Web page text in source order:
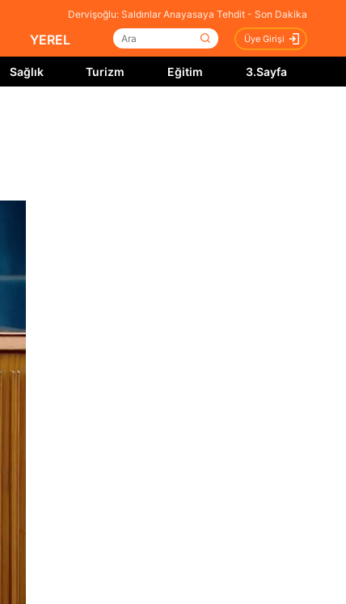
Dervişoğlu: Saldırılar Anayasaya Tehdit - Son Dakika
YEREL Üye Girişi
Sağlık Turizm Eğitim 3.Sayfa